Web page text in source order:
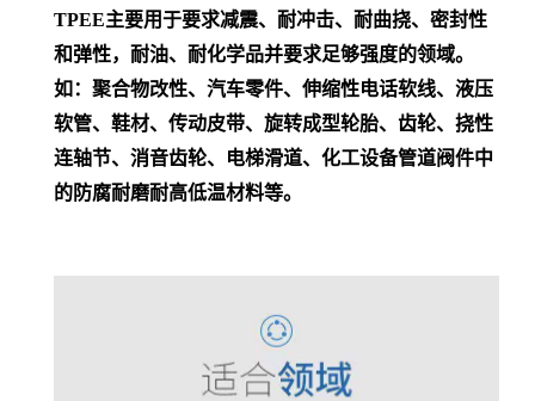
TPEE主要用于要求减震、耐冲击、耐曲挠、密封性
和弹性，耐油、耐化学品并要求足够强度的领域。
如：聚合物改性、汽车零件、 伸缩性电话软线、 液压
软管、鞋材、传动皮带、旋转成型轮胎、齿轮、挠性
连轴节、消音齿轮、电梯滑道、 化工设备管道阀件中
的防腐耐磨耐高低温材料等。